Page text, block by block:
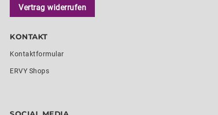
Vertrag widerrufen
KONTAKT
Kontaktformular
ERVY Shops